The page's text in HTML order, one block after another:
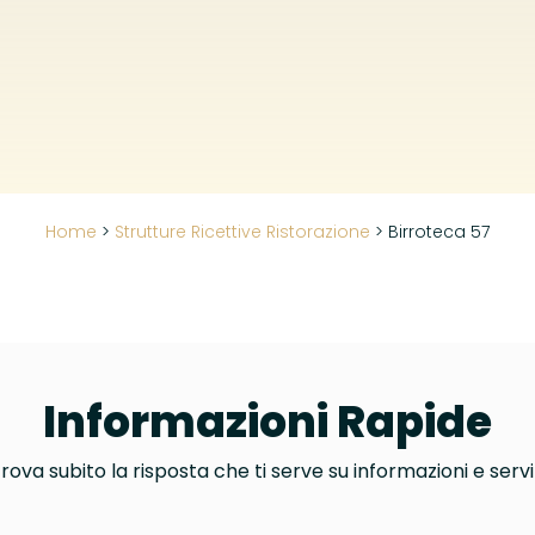
Home > Strutture Ricettive Ristorazione > Birroteca 57
Informazioni Rapide
subito la risposta che ti serve su informazioni e